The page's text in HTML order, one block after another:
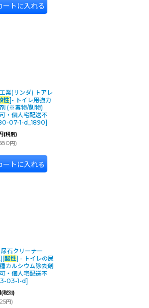
ートに入れる
業(リンダ) トアレ
性]- トイレ用強力
(※毒物/劇物)
可・個人宅配送不
07-1-d_1890]
(税別)
円)
ートに入れる
石クリーナー
酸性] - トイレの尿
カルシウム除去剤
可・個人宅配送不
03-1-d]
(税別)
円)